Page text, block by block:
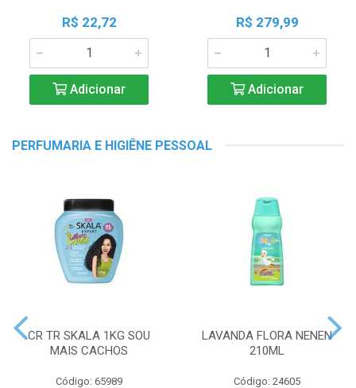
R$ 22,72
Adicionar
R$ 279,99
Adicionar
PERFUMARIA E HIGIÊNE PESSOAL
CR TR SKALA 1KG SOU
MAIS CACHOS
Código: 65989
LAVANDA FLORA NENEN
210ML
Código: 24605